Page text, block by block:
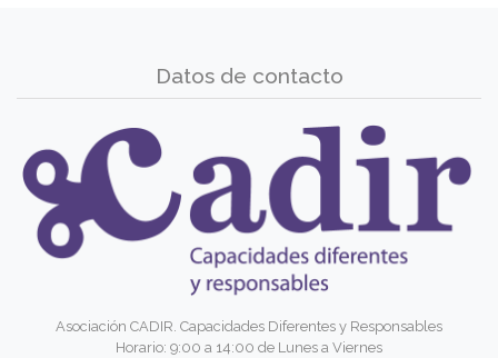
Datos de contacto
Asociación CADIR. Capacidades Diferentes y Responsables
Horario: 9:00 a 14:00 de Lunes a Viernes